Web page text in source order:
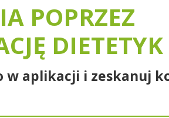
POPRZEZ
DIETETYK
w aplikacji i zeskanuj